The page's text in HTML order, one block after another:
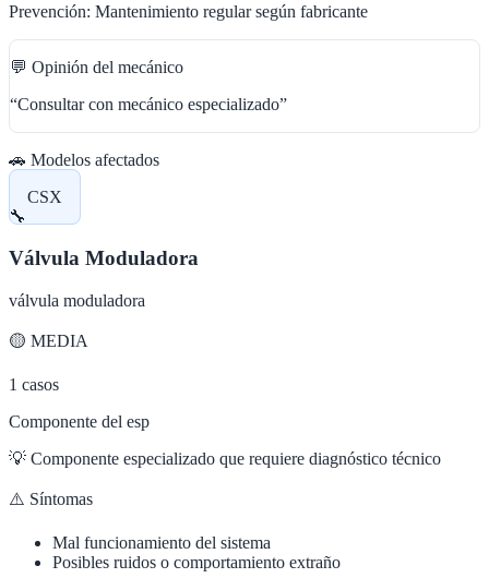
Prevención: Mantenimiento regular según fabricante
💬 Opinión del mecánico
“Consultar con mecánico especializado”
🚗 Modelos afectados
CSX
🔧
Válvula Moduladora
válvula moduladora
🟡 MEDIA
1 casos
Componente del esp
💡 Componente especializado que requiere diagnóstico técnico
⚠️ Síntomas
Mal funcionamiento del sistema
Posibles ruidos o comportamiento extraño